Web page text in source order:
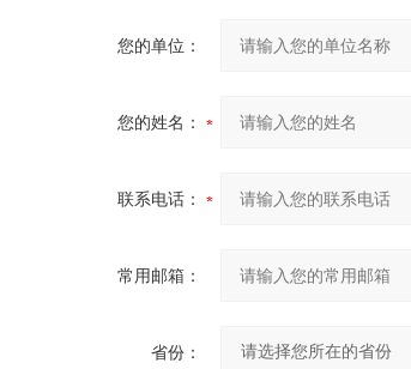
您的单位：
您的姓名：
联系电话：
常用邮箱：
省份：